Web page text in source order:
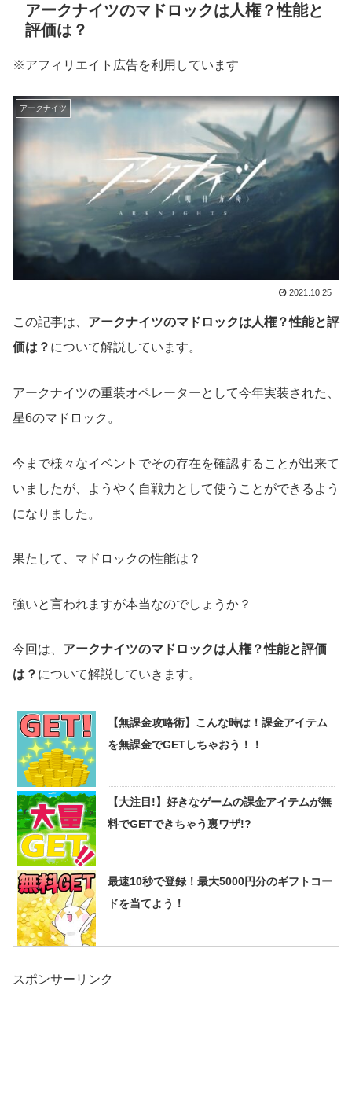
アークナイツのマドロックは人権？性能と
評価は？
※アフィリエイト広告を利用しています
アークナイツ
2021.10.25
この記事は、 アークナイツのマドロックは人権？性能と評
価は？ について解説しています。
アークナイツの重装オペレーターとして今年実装された、
星6のマドロック。
今まで様々なイベントでその存在を確認することが出来て
いましたが、ようやく自戦力として使うことができるよう
になりました。
果たして、マドロックの性能は？
強いと言われますが本当なのでしょうか？
今回は、 アークナイツのマドロックは人権？性能と評価
は？ について解説していきます。
【無課金攻略術】こんな時は！課金アイテム
を無課金でGETしちゃおう！！
【大注目!】好きなゲームの課金アイテムが無
料でGETできちゃう裏ワザ!?
最速10秒で登録！最大5000円分のギフトコー
ドを当てよう！
スポンサーリンク